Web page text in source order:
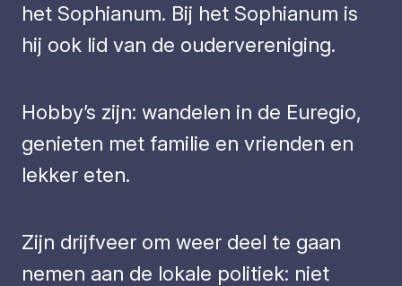
het Sophianum. Bij het Sophianum is
hij ook lid van de oudervereniging.
Hobby’s zijn: wandelen in de Euregio,
genieten met familie en vrienden en
lekker eten.
Zijn drijfveer om weer deel te gaan
nemen aan de lokale politiek: niet